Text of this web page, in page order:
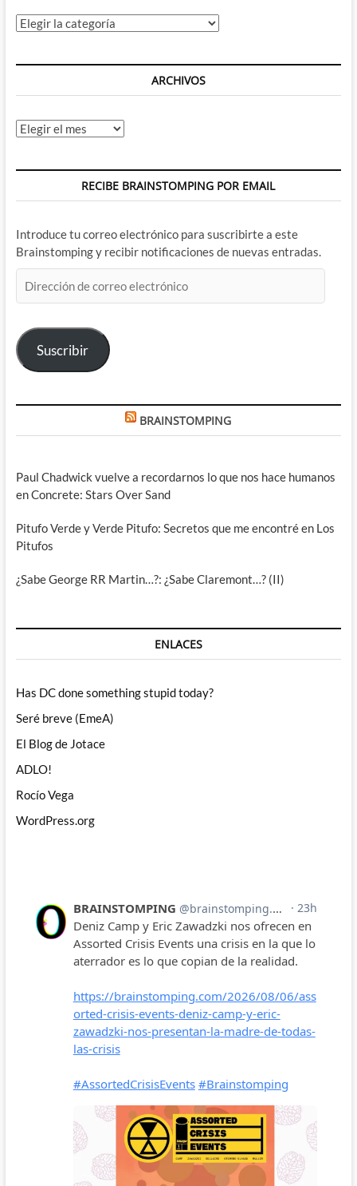
Categorías
ARCHIVOS
Archivos
RECIBE BRAINSTOMPING POR EMAIL
Introduce tu correo electrónico para suscribirte a este
Brainstomping y recibir notificaciones de nuevas entradas.
de
electrónico
Suscribir
BRAINSTOMPING
Paul Chadwick vuelve a recordarnos lo que nos hace humanos
en Concrete: Stars Over Sand
Pitufo Verde y Verde Pitufo: Secretos que me encontré en Los
Pitufos
¿Sabe George RR Martin…?: ¿Sabe Claremont…? (II)
ENLACES
Has DC done something stupid today?
Seré breve (EmeA)
El Blog de Jotace
ADLO!
Rocío Vega
WordPress.org